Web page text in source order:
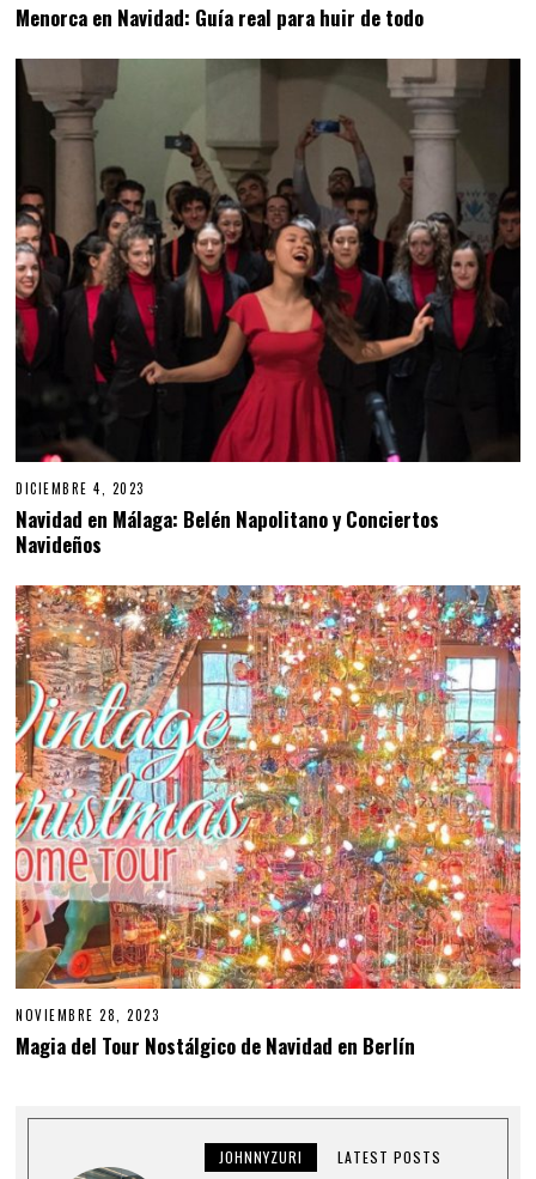
R
O
6
Menorca en Navidad: Guía real para huir de todo
DICIEMBRE 4, 2023
Navidad en Málaga: Belén Napolitano y Conciertos
Navideños
NOVIEMBRE 28, 2023
Magia del Tour Nostálgico de Navidad en Berlín
JOHNNYZURI LATEST POSTS